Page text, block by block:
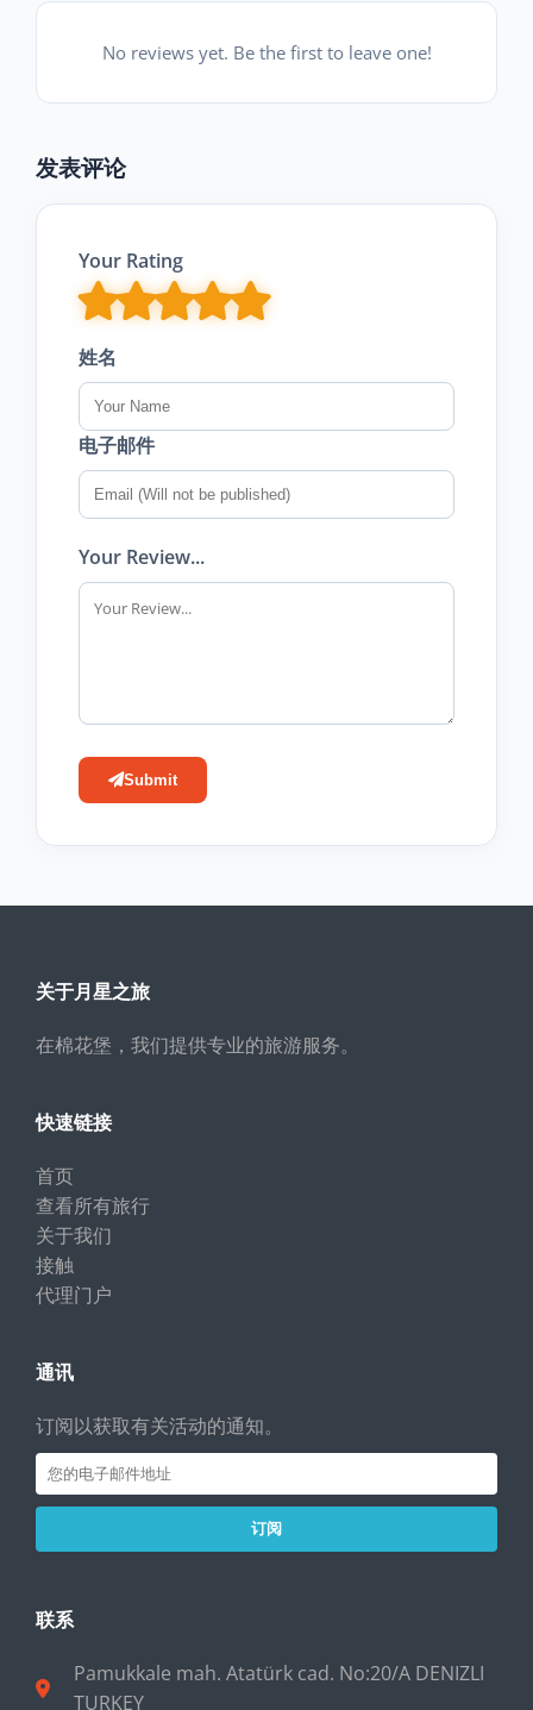
No reviews yet. Be the first to leave one!
发表评论
Your Rating
姓名
电子邮件
Your Review...
Submit
关于月星之旅
在棉花堡，我们提供专业的旅游服务。
快速链接
首页
查看所有旅行
关于我们
接触
代理门户
通讯
订阅以获取有关活动的通知。
订阅
联系
Pamukkale mah. Atatürk cad. No:20/A DENIZLI
TURKEY